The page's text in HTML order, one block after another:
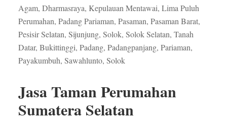
Agam, Dharmasraya, Kepulauan Mentawai, Lima Puluh
Perumahan, Padang Pariaman, Pasaman, Pasaman Barat,
Pesisir Selatan, Sijunjung, Solok, Solok Selatan, Tanah
Datar, Bukittinggi, Padang, Padangpanjang, Pariaman,
Payakumbuh, Sawahlunto, Solok
Jasa Taman Perumahan
Sumatera Selatan